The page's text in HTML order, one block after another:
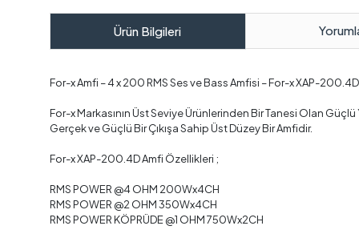
Ürün Bilgileri
For-x Amfi – 4 x 200 RMS Ses ve Bass Amfisi – For-x XAP-
For-x Markasının Üst Seviye Ürünlerinden Bir Tanesi Olan
Gerçek ve Güçlü Bir Çıkışa Sahip Üst Düzey Bir Amfidir.
For-x XAP-200.4D Amfi Özellikleri ;
RMS POWER @4 OHM 200Wx4CH
RMS POWER @2 OHM 350Wx4CH
RMS POWER KÖPRÜDE @1 OHM 750Wx2CH